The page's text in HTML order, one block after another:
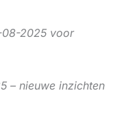
2025 voor
– nieuwe inzichten